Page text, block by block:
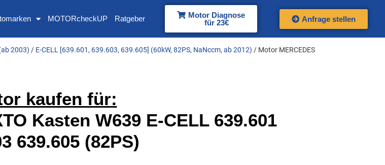
MOTORcheckUP Ratgeber
Motor Diagnose
für 23€
Anfrage stellen
2003) / E-CELL [639.601, 639.603, 639.605] (60kW, 82PS, NaNccm, ab 2012) / Motor MERCEDES
kaufen für:
Kasten W639 E-CELL 639.601
639.605 (82PS)